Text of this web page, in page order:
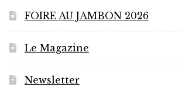
FOIRE AU JAMBON 2026
Le Magazine
Newsletter